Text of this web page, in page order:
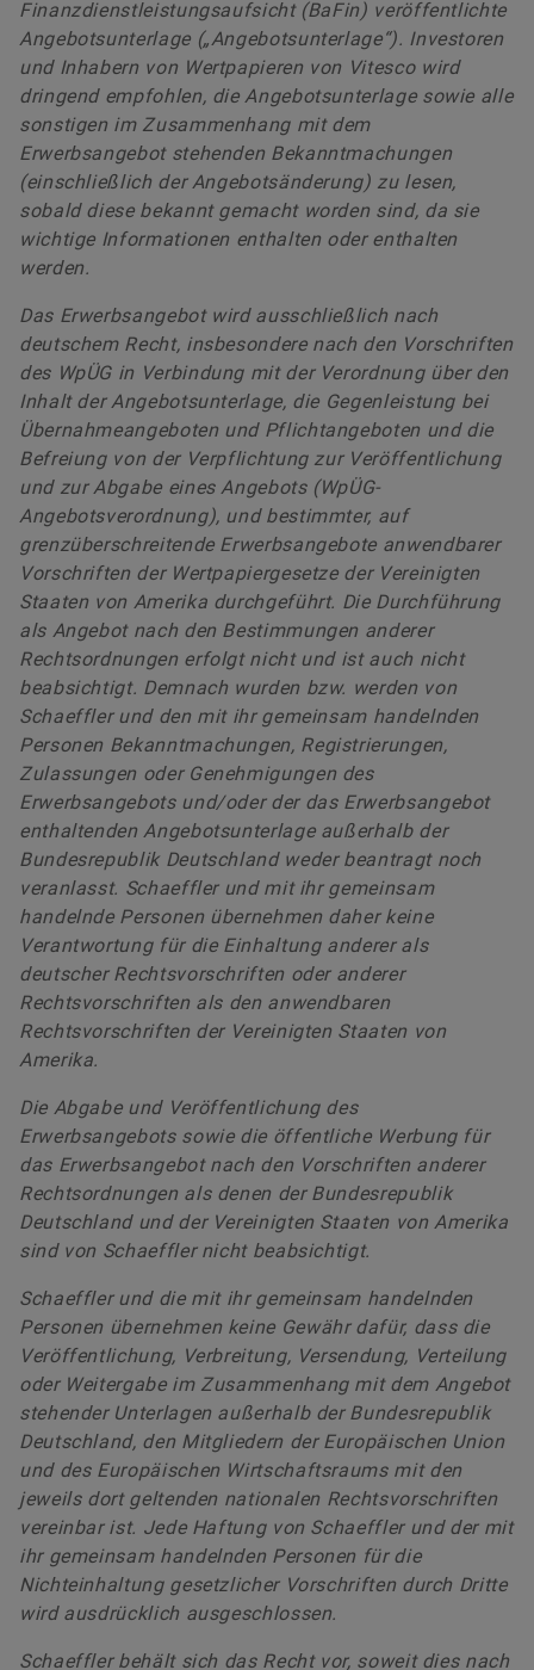
Finanzdienstleistungsaufsicht (BaFin) veröffentlichte
Angebotsunterlage („Angebotsunterlage“). Investoren
und Inhabern von Wertpapieren von Vitesco wird
dringend empfohlen, die Angebotsunterlage sowie alle
sonstigen im Zusammenhang mit dem
Erwerbsangebot stehenden Bekanntmachungen
(einschließlich der Angebotsänderung) zu lesen,
sobald diese bekannt gemacht worden sind, da sie
wichtige Informationen enthalten oder enthalten
werden.
Das Erwerbsangebot wird ausschließlich nach
deutschem Recht, insbesondere nach den Vorschriften
des WpÜG in Verbindung mit der Verordnung über den
Inhalt der Angebotsunterlage, die Gegenleistung bei
Übernahmeangeboten und Pflichtangeboten und die
Befreiung von der Verpflichtung zur Veröffentlichung
und zur Abgabe eines Angebots (WpÜG-
Angebotsverordnung), und bestimmter, auf
grenzüberschreitende Erwerbsangebote anwendbarer
Vorschriften der Wertpapiergesetze der Vereinigten
Staaten von Amerika durchgeführt. Die Durchführung
als Angebot nach den Bestimmungen anderer
Rechtsordnungen erfolgt nicht und ist auch nicht
beabsichtigt. Demnach wurden bzw. werden von
Schaeffler und den mit ihr gemeinsam handelnden
Personen Bekanntmachungen, Registrierungen,
Zulassungen oder Genehmigungen des
Erwerbsangebots und/oder der das Erwerbsangebot
enthaltenden Angebotsunterlage außerhalb der
Bundesrepublik Deutschland weder beantragt noch
veranlasst. Schaeffler und mit ihr gemeinsam
handelnde Personen übernehmen daher keine
Verantwortung für die Einhaltung anderer als
deutscher Rechtsvorschriften oder anderer
Rechtsvorschriften als den anwendbaren
Rechtsvorschriften der Vereinigten Staaten von
Amerika.
Die Abgabe und Veröffentlichung des
Erwerbsangebots sowie die öffentliche Werbung für
das Erwerbsangebot nach den Vorschriften anderer
Rechtsordnungen als denen der Bundesrepublik
Deutschland und der Vereinigten Staaten von Amerika
sind von Schaeffler nicht beabsichtigt.
Schaeffler und die mit ihr gemeinsam handelnden
Personen übernehmen keine Gewähr dafür, dass die
Veröffentlichung, Verbreitung, Versendung, Verteilung
oder Weitergabe im Zusammenhang mit dem Angebot
stehender Unterlagen außerhalb der Bundesrepublik
Deutschland, den Mitgliedern der Europäischen Union
und des Europäischen Wirtschaftsraums mit den
jeweils dort geltenden nationalen Rechtsvorschriften
vereinbar ist. Jede Haftung von Schaeffler und der mit
ihr gemeinsam handelnden Personen für die
Nichteinhaltung gesetzlicher Vorschriften durch Dritte
wird ausdrücklich ausgeschlossen.
Schaeffler behält sich das Recht vor, soweit dies nach